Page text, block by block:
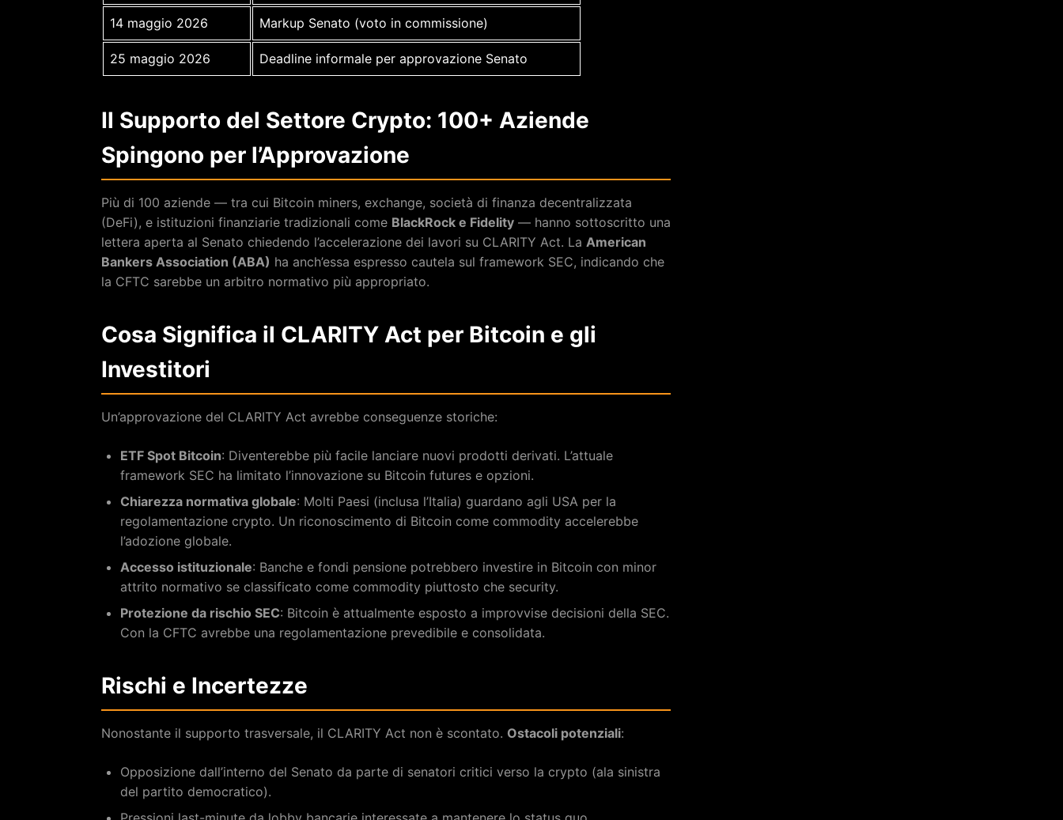
14 maggio 2026 Markup Senato (voto in commissione)
25 maggio 2026 Deadline informale per approvazione Senato
Il Supporto del Settore Crypto: 100+ Aziende
Spingono per l’Approvazione
Più di 100 aziende — tra cui Bitcoin miners, exchange, società di finanza decentralizzata
(DeFi), e istituzioni finanziarie tradizionali come BlackRock e Fidelity — hanno sottoscritto una
lettera aperta al Senato chiedendo l’accelerazione dei lavori su CLARITY Act. La American
Bankers Association (ABA) ha anch’essa espresso cautela sul framework SEC, indicando che
la CFTC sarebbe un arbitro normativo più appropriato.
Cosa Significa il CLARITY Act per Bitcoin e gli
Investitori
Un’approvazione del CLARITY Act avrebbe conseguenze storiche:
ETF Spot Bitcoin: Diventerebbe più facile lanciare nuovi prodotti derivati. L’attuale
framework SEC ha limitato l’innovazione su Bitcoin futures e opzioni.
Chiarezza normativa globale: Molti Paesi (inclusa l’Italia) guardano agli USA per la
regolamentazione crypto. Un riconoscimento di Bitcoin come commodity accelerebbe
l’adozione globale.
Accesso istituzionale: Banche e fondi pensione potrebbero investire in Bitcoin con minor
attrito normativo se classificato come commodity piuttosto che security.
Protezione da rischio SEC: Bitcoin è attualmente esposto a improvvise decisioni della SEC.
Con la CFTC avrebbe una regolamentazione prevedibile e consolidata.
Rischi e Incertezze
Nonostante il supporto trasversale, il CLARITY Act non è scontato. Ostacoli potenziali:
Opposizione dall’interno del Senato da parte di senatori critici verso la crypto (ala sinistra
del partito democratico).